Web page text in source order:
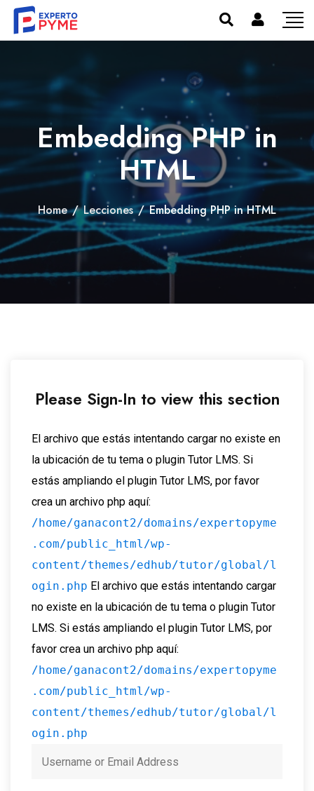
Embedding PHP in
HTML
Home / Lecciones / Embedding PHP in HTML
Please Sign-In to view this section
El archivo que estás intentando cargar no existe en
la ubicación de tu tema o plugin Tutor LMS. Si
estás ampliando el plugin Tutor LMS, por favor
crea un archivo php aquí:
/home/ganacont2/domains/expertopyme
.com/public_html/wp-
content/themes/edhub/tutor/global/l
ogin.php El archivo que estás intentando cargar
no existe en la ubicación de tu tema o plugin Tutor
LMS. Si estás ampliando el plugin Tutor LMS, por
favor crea un archivo php aquí:
/home/ganacont2/domains/expertopyme
.com/public_html/wp-
content/themes/edhub/tutor/global/l
ogin.php